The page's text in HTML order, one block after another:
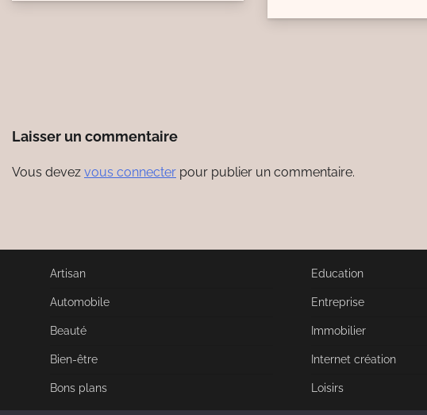
Laisser un commentaire
Vous devez vous connecter pour publier un commentaire.
Artisan
Automobile
Beauté
Bien-être
Bons plans
Education
Entreprise
Immobilier
Internet création
Loisirs